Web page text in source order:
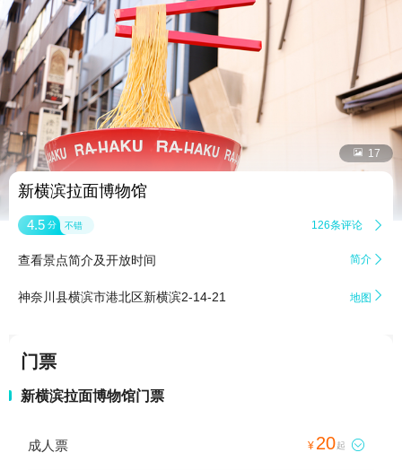
 17
新横滨拉面博物馆
4.5 分 不错 126条评论 
查看景点简介及开放时间 简介 
神奈川县横滨市港北区新横滨2-14-21 地图 
门票
新横滨拉面博物馆门票
成人票 ¥ 20起 
